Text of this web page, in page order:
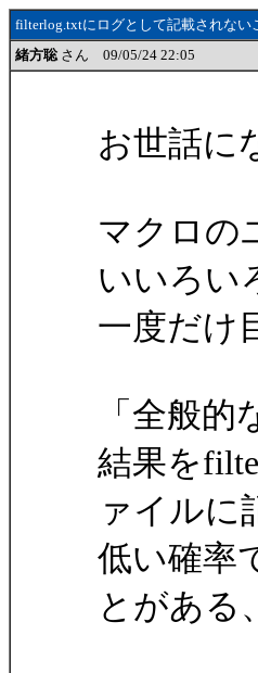
filterlog.txtにログとして記載されない
緒方聡 さん 09/05/24 22:05
お世話に
マクロの
いいろい
一度だけ
「全般
結果を
ァイルに
低い確率
とがある